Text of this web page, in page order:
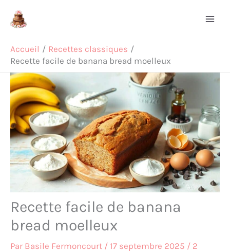
Accueil
Recettes classiques
Recette facile de banana bread moelleux
Recette facile de banana
bread moelleux
Par Basile Fermoncourt / 17 septembre 2025 / 2
Rechercher